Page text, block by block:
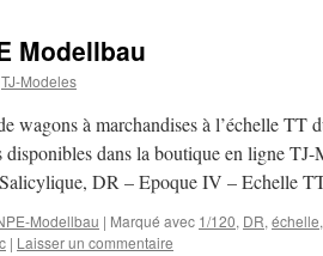
Modellbau
TJ-Modeles
wagons à marchandises à l’échelle TT
disponibles dans la boutique en ligne
Salicylique, DR – Epoque IV – Echelle
Modellbau | Marqué avec 1/120, DR, échelle,
| Laisser un commentaire